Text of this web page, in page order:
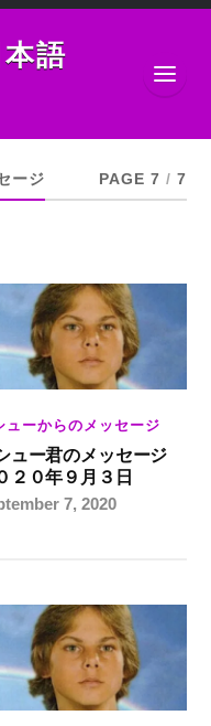
語
ージ PAGE 7 / 7
ューからのメッセージ
ュー君のメッセージ
２０年９月３日
7, 2020